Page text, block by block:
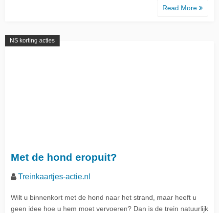
Read More
NS korting acties
Met de hond eropuit?
Treinkaartjes-actie.nl
Wilt u binnenkort met de hond naar het strand, maar heeft u
geen idee hoe u hem moet vervoeren? Dan is de trein natuurlijk